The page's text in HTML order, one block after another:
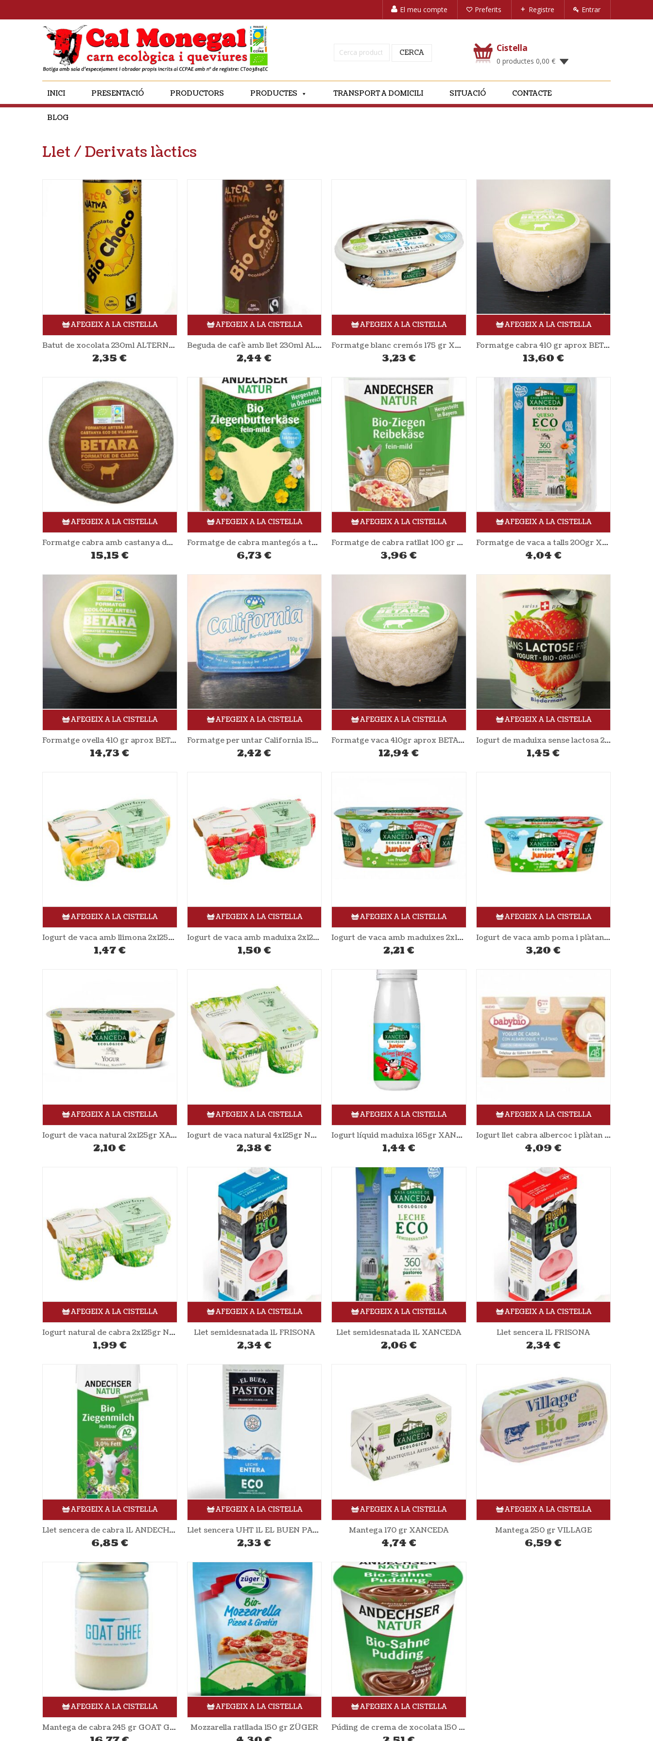
El meu compte Preferits Registre Entrar
Cerca: CERCA Cistella
0 productes 0,00 €
INICI PRESENTACIÓ PRODUCTORS PRODUCTES TRANSPORT A DOMICILI SITUACIÓ CONTACTE
BLOG
Llet / Derivats làctics
AFEGEIX A LA CISTELLA
Batut de xocolata 230ml ALTERNATIVA3
2,35 €
AFEGEIX A LA CISTELLA
Beguda de cafè amb llet 230ml ALTERNATIVA3
2,44 €
AFEGEIX A LA CISTELLA
Formatge blanc cremós 175 gr XANCEDA
3,23 €
AFEGEIX A LA CISTELLA
Formatge cabra 410 gr aprox BETARA
13,60 €
AFEGEIX A LA CISTELLA
Formatge cabra amb castanya de Viladrau 410 gr aprox BETARA
15,15 €
AFEGEIX A LA CISTELLA
Formatge de cabra mantegós a talls 100 gr ANDECHSER NATUR
6,73 €
AFEGEIX A LA CISTELLA
Formatge de cabra ratllat 100 gr ANDECHSER NATUR
3,96 €
AFEGEIX A LA CISTELLA
Formatge de vaca a talls 200gr XANCEDA
4,04 €
AFEGEIX A LA CISTELLA
Formatge ovella 410 gr aprox BETARA
14,73 €
AFEGEIX A LA CISTELLA
Formatge per untar California 150gr OMA
2,42€
AFEGEIX A LA CISTELLA
Formatge vaca 410gr aprox BETARA
12,94 €
AFEGEIX A LA CISTELLA
Iogurt de maduixa sense lactosa 200gr BIEDERMANN
1,45 €
AFEGEIX A LA CISTELLA
Iogurt de vaca amb llimona 2x125gr NATURLAN
1,47€
AFEGEIX A LA CISTELLA
Iogurt de vaca amb maduixa 2x125gr NATURLAN
1,50 €
AFEGEIX A LA CISTELLA
Iogurt de vaca amb maduixes 2x125gr XANCEDA
2,21 €
AFEGEIX A LA CISTELLA
Iogurt de vaca amb poma i plàtan 2x125gr XANCEDA
3,20 €
AFEGEIX A LA CISTELLA
Iogurt de vaca natural 2x125gr XANCEDA
2,10 €
AFEGEIX A LA CISTELLA
Iogurt de vaca natural 4x125gr NATURLAN
2,38 €
AFEGEIX A LA CISTELLA
Iogurt líquid maduixa 165gr XANCEDA
1,44 €
AFEGEIX A LA CISTELLA
Iogurt llet cabra albercoc i plàtan sense sucre afegit 2x130gr BABYBIO
4,09 €
AFEGEIX A LA CISTELLA
Iogurt natural de cabra 2x125gr NATURLAN
1,99 €
AFEGEIX A LA CISTELLA
Llet semidesnatada 1L FRISONA
2,34 €
AFEGEIX A LA CISTELLA
Llet semidesnatada 1L XANCEDA
2,06 €
AFEGEIX A LA CISTELLA
Llet sencera 1L FRISONA
2,34 €
AFEGEIX A LA CISTELLA
Llet sencera de cabra 1L ANDECHSER
6,85 €
AFEGEIX A LA CISTELLA
Llet sencera UHT 1L EL BUEN PASTOR
2,33 €
AFEGEIX A LA CISTELLA
Mantega 170 gr XANCEDA
4,74 €
AFEGEIX A LA CISTELLA
Mantega 250 gr VILLAGE
6,59 €
AFEGEIX A LA CISTELLA
Mantega de cabra 245 gr GOAT GHEE
AFEGEIX A LA CISTELLA
Mozzarella ratllada 150 gr ZÜGER
AFEGEIX A LA CISTELLA
Púding de crema de xocolata 150 gr ANDECHSER NATUR